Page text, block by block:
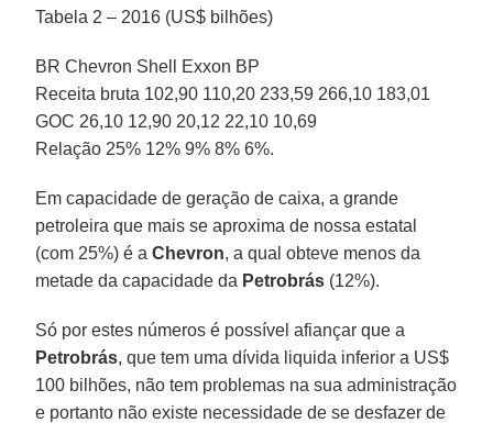
Tabela 2 – 2016 (US$ bilhões)
BR Chevron Shell Exxon BP
Receita bruta 102,90 110,20 233,59 266,10 183,01
GOC 26,10 12,90 20,12 22,10 10,69
Relação 25% 12% 9% 8% 6%.
Em capacidade de geração de caixa, a grande
petroleira que mais se aproxima de nossa estatal
(com 25%) é aChevron, a qual obteve menos da
metade da capacidade da Petrobrás (12%).
Só por estes números é possível afiançar que a
Petrobrás, que tem uma dívida liquida inferior a US$
100 bilhões, não tem problemas na sua administração
e portanto não existe necessidade de se desfazer de